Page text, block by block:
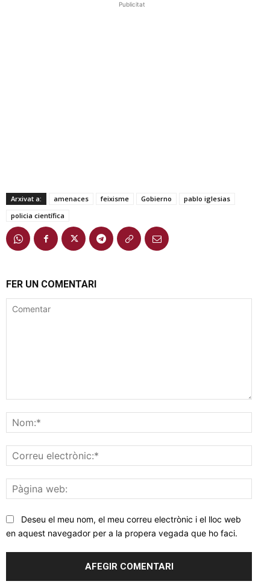
Publicitat
Arxivat a: amenaces feixisme Gobierno
pablo iglesias
policia científica
FER UN COMENTARI
web:
Deseu el meu nom, el meu correu electrònic i el lloc web
en aquest navegador per a la propera vegada que ho faci.